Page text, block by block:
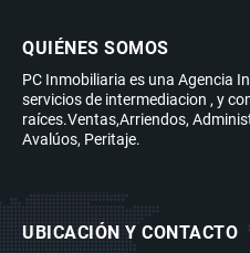
QUIÉNES SOMOS
PC Inmobiliaria es una Agencia
servicios de intermediacion , y
raíces.Ventas,Arriendos,
Avalúos, Peritaje.
UBICACIÓN Y CONTACTO